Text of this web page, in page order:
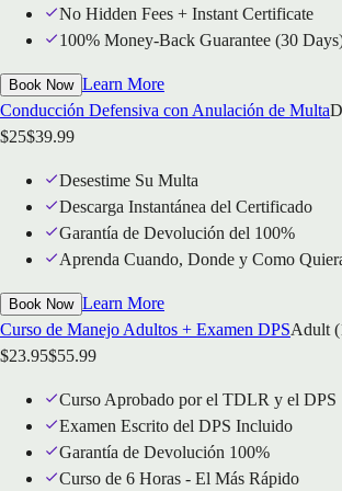
No Hidden Fees + Instant Certificate
100% Money-Back Guarantee (30
Book Now Learn More
Conducción Defensiva con Anulación de Multa
$25$39.99
Desestime Su Multa
Descarga Instantánea del Certificado
Garantía de Devolución del 100%
Aprenda Cuando, Donde y Como
Book Now Learn More
Curso de Manejo Adultos + Examen DPSAdult
$23.95$55.99
Curso Aprobado por el TDLR y el DPS
Examen Escrito del DPS Incluido
Garantía de Devolución 100%
Curso de 6 Horas - El Más Rápido